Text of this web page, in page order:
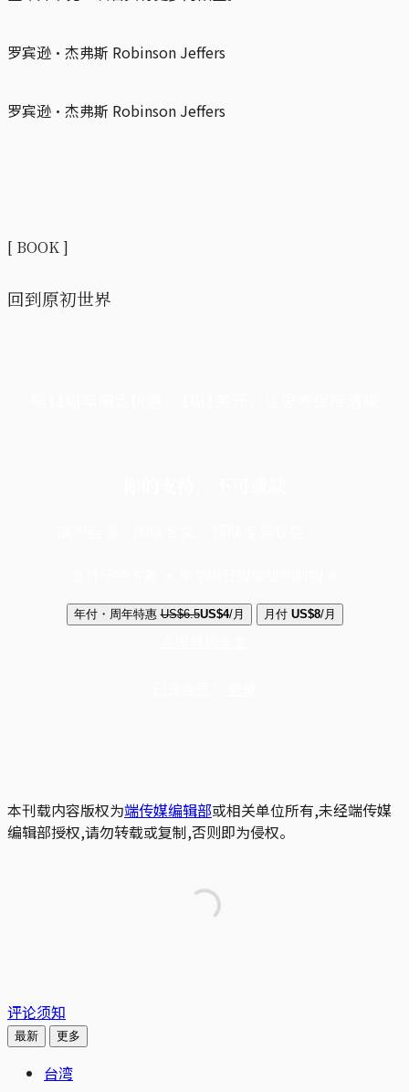
罗宾逊·杰弗斯 Robinson Jeffers
罗宾逊·杰弗斯 Robinson Jeffers
[ BOOK ]
回到原初世界
年付・周年特惠 US$6.5US$4/月 月付 US$8/月
本刊载内容版权为端传媒编辑部或相关单位所有,未经端传媒
编辑部授权,请勿转载或复制,否则即为侵权。
评论须知
最新 更多
台湾